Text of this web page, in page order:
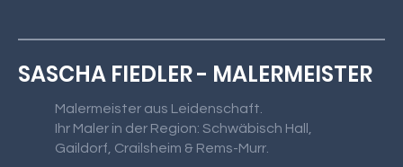
SASCHA FIEDLER - MALERMEISTER
Malermeister aus Leidenschaft.
Ihr Maler in der Region: Schwäbisch Hall,
Gaildorf, Crailsheim & Rems-Murr.